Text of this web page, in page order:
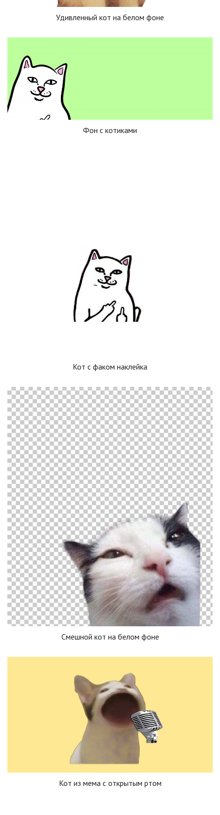
Удивленный кот на белом фоне
Фон с котиками
Кот с факом наклейка
Смешной кот на белом фоне
Кот из мема с открытым ртом